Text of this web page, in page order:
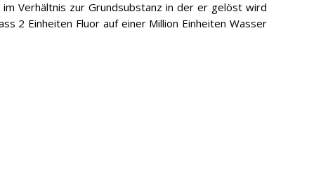
Verhältnis zur Grundsubstanz in der er gelöst wird
2 Einheiten Fluor auf einer Million Einheiten Wasser